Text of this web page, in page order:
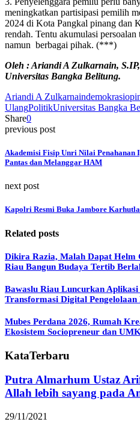
meningkatkan partisipasi pemilih
2024 di Kota Pangkal pinang dan
rendah. Tentu akumulasi
namun berbagai pihak. (***)
Oleh : Ariandi A Zulkarnain,
Universitas Bangka Belitung.
Ariandi A Zulkarnaindemokrasi
UlangPolitikUniversitas Bangka
Share0
previous post
Akademisi Fisip Unri Nilai Penahanan
Pantas dan Melanggar HAM
next post
Kapolri Resmi Buka Jambore
Related posts
Dikira Razia, Malah Dapat Helm
Riau Bangun Budaya Tertib
Bawaslu Riau Luncurkan
Transformasi Digital
Mubes Perdana 2026, Rumah
Ekosistem Sociopreneur dan
KataTerbaru
Putra Almarhum Ustaz
Allah lebih sayang pada
29/11/2021